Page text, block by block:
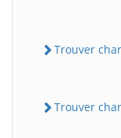
Trouver
Trouver